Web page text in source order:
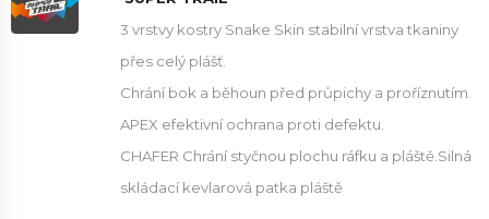
3 vrstvy kostry Snake Skin stabilní vrstva tkaniny
přes celý plášť.
Chrání bok a běhoun před průpichy a proříznutím.
APEX efektivní ochrana proti defektu.
CHAFER Chrání styčnou plochu ráfku a pláště.Silná
skládací kevlarová patka pláště